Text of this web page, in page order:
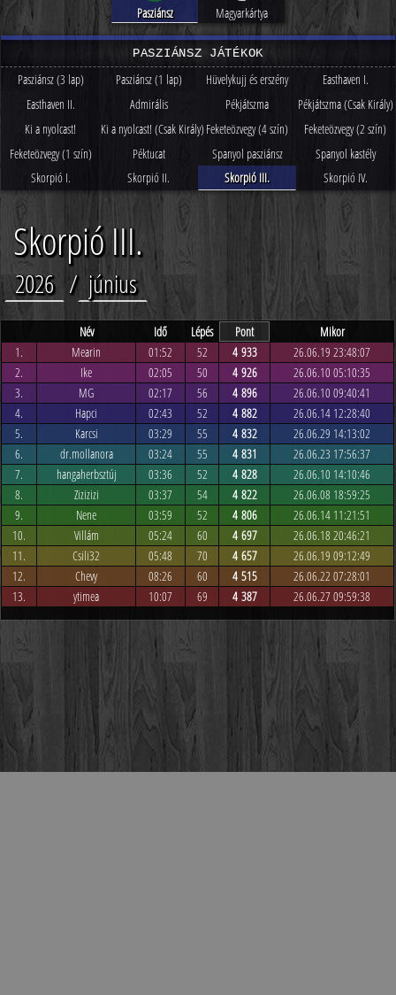
Pasziánsz Magyarkártya
PASZIÁNSZ JÁTÉKOK
Pasziánsz (3 lap) Pasziánsz (1 lap) Hüvelykujj és erszény
Easthaven I.
Easthaven II.
Admirális Pékjátszma
Pékjátszma (Csak Király)
Ki a nyolcast!
Ki a nyolcast! (Csak Király)Feketeözvegy (4 szín)
Feketeözvegy (2 szín)
Feketeözvegy (1 szín)
Péktucat Spanyol pasziánsz
Spanyol kastély
Skorpió I.
Skorpió II. Skorpió III. Skorpió IV.
Skorpió III.
2026 / június
Név Idő Lépés Pont
Mikor
1.
Mearin 01:52 52 4 933
26.06.19 23:48:07
2.
Ike 02:05 50 4 926
26.06.10 05:10:35
3.
MG 02:17 56 4 896
26.06.10 09:40:41
4.
Hapci 02:43 52 4 882
26.06.14 12:28:40
5.
Karcsi 03:29 55 4 832
26.06.29 14:13:02
6.
dr.mollanora 03:24 55 4 831
26.06.23 17:56:37
7.
hangaherbsztúj 03:36 52 4 828
26.06.10 14:10:46
8.
Zizizizi 03:37 54 4 822
26.06.08 18:59:25
9.
Nene 03:59 52 4 806
26.06.14 11:21:51
10.
Villám 05:24 60 4 697
26.06.18 20:46:21
11.
Csili32 05:48 70 4 657
26.06.19 09:12:49
12.
Chevy 08:26 60 4 515
26.06.22 07:28:01
13.
ytimea 10:07 69 4 387 26.06.27 09:59:38